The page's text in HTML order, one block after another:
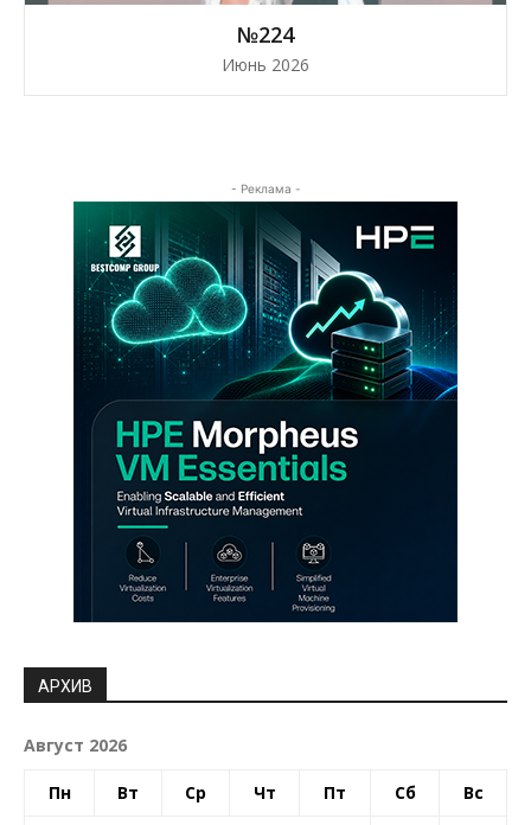
№224
Июнь 2026
- Реклама -
АРХИВ
Август 2026
Пн Вт Ср Чт Пт Сб Вс